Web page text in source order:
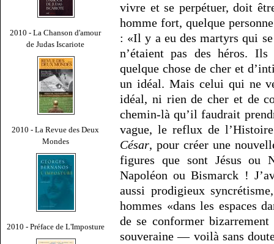
2010 - La Chanson d'amour
de Judas Iscariote
2010 - La Revue des Deux
Mondes
2010 - Préface de L'Imposture
vivre et se perpétuer, doit
homme fort, quelque
: «Il y a eu des martyrs qui
n’étaient pas des héros.
quelque chose de cher et
un idéal. Mais celui qui ne
idéal, ni rien de cher et de
chemin-là qu’il faudrait
vague, le reflux de
César, pour créer une
figures que sont Jésus ou
Napoléon ou Bismarck !
aussi prodigieux
hommes «dans les espaces
de se conformer
souveraine — voilà sans